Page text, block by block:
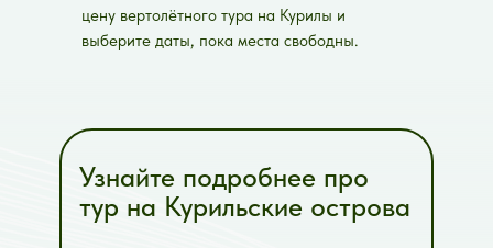
цену вертолётного тура на Курилы и
выберите даты, пока места свободны.
Узнайте подробнее про
тур на Курильские острова